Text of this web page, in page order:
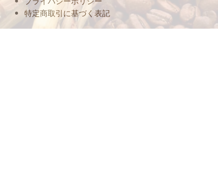
特定商取引に基づく表記